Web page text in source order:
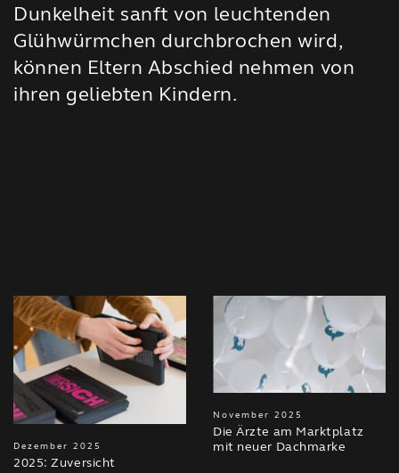
Dunkelheit sanft von leuchtenden
Glühwürmchen durchbrochen wird,
können Eltern Abschied nehmen von
ihren geliebten Kindern.
Dezember 2025
2025: Zuversicht
November 2025
Die Ärzte am Marktplatz
mit neuer Dachmarke